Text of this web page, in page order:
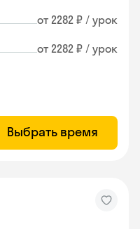
от 2282 ₽ / урок
от 2282 ₽ / урок
Выбрать время